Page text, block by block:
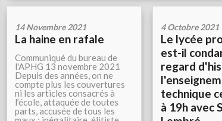
14 Novembre 2021
La haine en rafale
Communiqué du bureau de
l'APHG 13 novembre 2021
Depuis des années, on ne
compte plus les couvertures
ni les articles consacrés à
l’école, attaquée de toutes
parts, accusée de tous les
4 Octobre 2021
Le lycée
est-il
regard
technique
à 19h avec